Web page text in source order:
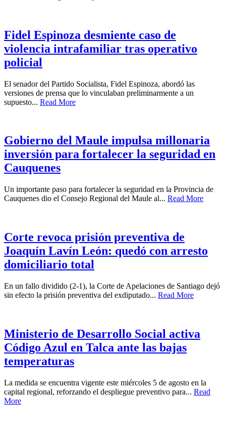
Fidel Espinoza desmiente caso de
violencia intrafamiliar tras operativo
policial
El senador del Partido Socialista, Fidel Espinoza, abordó las
versiones de prensa que lo vinculaban preliminarmente a un
supuesto... Read More
Gobierno del Maule impulsa millonaria
inversión para fortalecer la seguridad en
Cauquenes
Un importante paso para fortalecer la seguridad en la Provincia de
Cauquenes dio el Consejo Regional del Maule al... Read More
Corte revoca prisión preventiva de
Joaquín Lavín León: quedó con arresto
domiciliario total
En un fallo dividido (2-1), la Corte de Apelaciones de Santiago dejó
sin efecto la prisión preventiva del exdiputado... Read More
Ministerio de Desarrollo Social activa
Código Azul en Talca ante las bajas
temperaturas
La medida se encuentra vigente este miércoles 5 de agosto en la
capital regional, reforzando el despliegue preventivo para... Read
More